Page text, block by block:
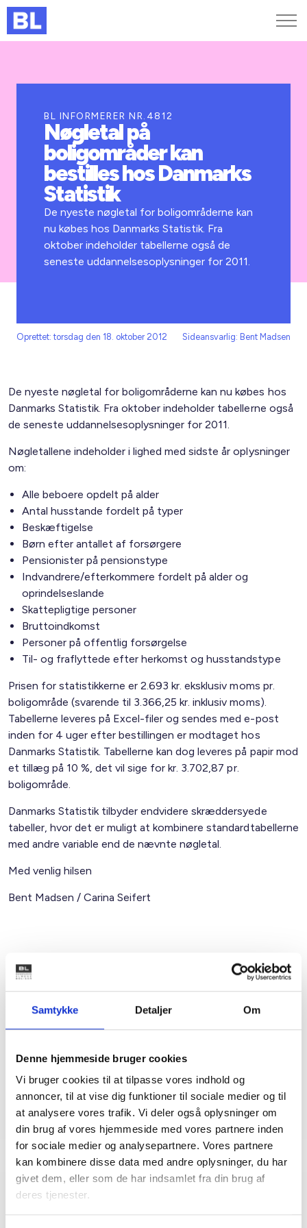
Samtykke Detaljer Om
Denne hjemmeside bruger cookies
Vi bruger cookies til at tilpasse vores indhold og
annoncer, til at vise dig funktioner til sociale medier og til
at analysere vores trafik. Vi deler også oplysninger om
din brug af vores hjemmeside med vores partnere inden
for sociale medier og analysepartnere. Vores partnere
kan kombinere disse data med andre oplysninger, du har
givet dem, eller som de har indsamlet fra din brug af
deres tjenester.
Kurser og arrangementer
Jobportalen
BL INFORMERER NR.4812
Nøgletal på
boligområder kan
bestilles hos Danmarks
Statistik
De nyeste nøgletal for boligområderne kan
nu købes hos Danmarks Statistik. Fra
oktober indeholder tabellerne også de
seneste uddannelsesoplysninger for 2011.
Oprettet: torsdag den 18. oktober 2012 Sideansvarlig: Bent Madsen
De nyeste nøgletal for boligområderne kan nu købes hos
Danmarks Statistik. Fra oktober indeholder tabellerne også
de seneste uddannelsesoplysninger for 2011.
Nøgletallene indeholder i lighed med sidste år oplysninger
om:
Alle beboere opdelt på alder
Antal husstande fordelt på typer
Beskæftigelse
Børn efter antallet af forsørgere
Pensionister på pensionstype
Indvandrere/efterkommere fordelt på alder og
oprindelseslande
Skattepligtige personer
Bruttoindkomst
Personer på offentlig forsørgelse
Til- og fraflyttede efter herkomst og husstandstype
Prisen for statistikkerne er 2.693 kr. eksklusiv moms pr.
boligområde (svarende til 3.366,25 kr. inklusiv moms).
Tabellerne leveres på Excel-filer og sendes med e-post
inden for 4 uger efter bestillingen er modtaget hos
Danmarks Statistik. Tabellerne kan dog leveres på papir mod
et tillæg på 10 %, det vil sige for kr. 3.702,87 pr.
boligområde.
Danmarks Statistik tilbyder endvidere skræddersyede
tabeller, hvor det er muligt at kombinere standardtabellerne
med andre variable end de nævnte nøgletal.
Med venlig hilsen
Bent Madsen / Carina Seifert
Kontakt
Adm. direktør
Tlf: 28 88 18 77
Relateret indhold